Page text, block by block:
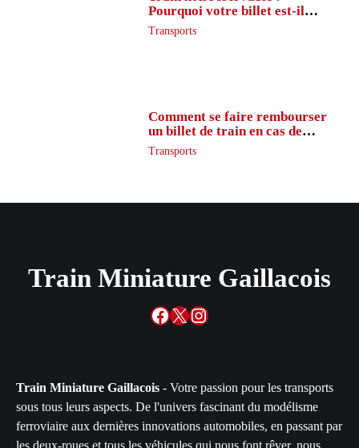
Pourquoi votre billet est-il
inaccessible ?
Transports
Comment se faire rembourser
un billet de train en cas de
retard ?
Transports
Train Miniature Gaillacois
Facebook
X Instagram
Train Miniature Gaillacois - Votre passion pour les transports
sous tous leurs aspects. De l'univers fascinant du modélisme
ferroviaire aux dernières innovations automobiles, en passant par
les deux-roues et tous les véhicules qui nous font rêver, nous